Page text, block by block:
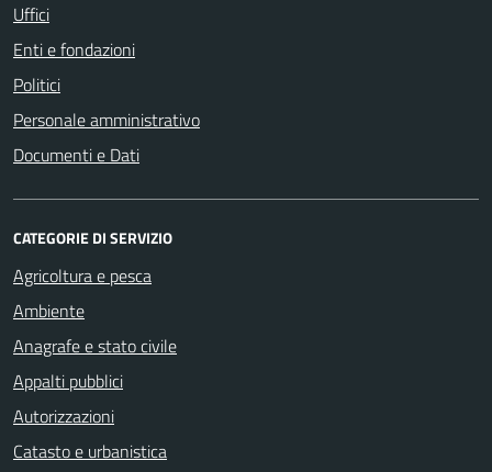
Uffici
Enti e fondazioni
Politici
Personale amministrativo
Documenti e Dati
CATEGORIE DI SERVIZIO
Agricoltura e pesca
Ambiente
Anagrafe e stato civile
Appalti pubblici
Autorizzazioni
Catasto e urbanistica